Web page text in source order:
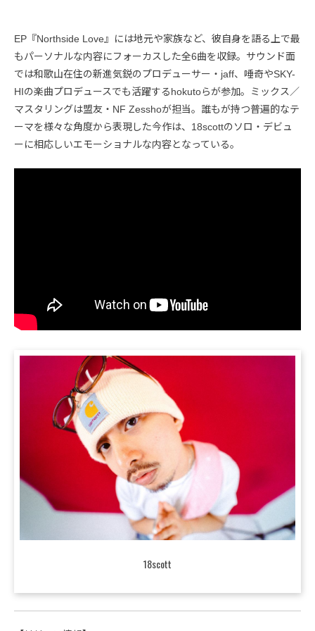
EP『Northside Love』には地元や家族など、彼自身を語る上で最
もパーソナルな内容にフォーカスした全6曲を収録。サウンド面
では和歌山在住の新進気鋭のプロデューサー・jaff、唾奇やSKY-
HIの楽曲プロデュースでも活躍するhokutoらが参加。ミックス／
マスタリングは盟友・NF Zesshoが担当。誰もが持つ普遍的なテ
ーマを様々な角度から表現した今作は、18scottのソロ・デビュ
ーに相応しいエモーショナルな内容となっている。
18scott